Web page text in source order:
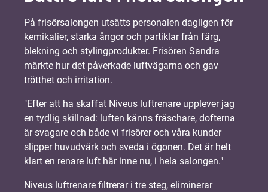
På frisörsalongen utsätts personalen dagligen för
kemikalier, starka ångor och partiklar från färg,
blekning och stylingprodukter. Frisören Sandra
märkte hur det påverkade luftvägarna och gav
trötthet och irritation.
"Efter att ha skaffat Niveus luftrenare upplever jag
en tydlig skillnad: luften känns fräschare, dofterna
är svagare och både vi frisörer och våra kunder
slipper huvudvärk och sveda i ögonen. Det är helt
klart en renare luft här inne nu, i hela salongen."
Niveus luftrenare filtrerar i tre steg, eliminerar